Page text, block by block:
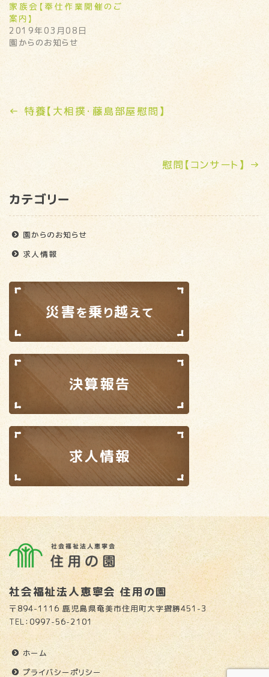
家族会【奉仕作業開催のご
案内】
2019年03月08日
園からのお知らせ
← 特養【大相撲・藤島部屋慰問】
慰問【コンサート】 →
カテゴリー
園からのお知らせ
求人情報
社会福祉法人恵寧会 住用の園
〒894-1116 鹿児島県奄美市住用町大字摺勝451-3
TEL：0997-56-2101
ホーム
プライバシーポリシー